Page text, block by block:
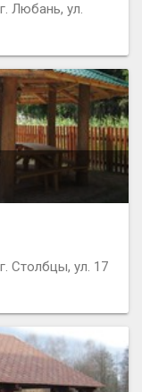
Любань, ул.
Столбцы, ул. 17